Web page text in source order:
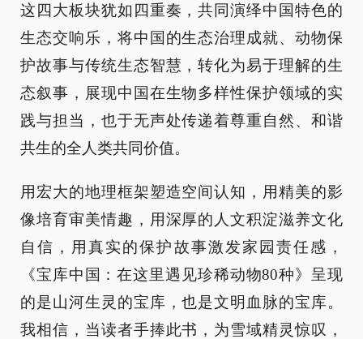
这四大板块犹如四重奏，共同演绎中国特色的
生态交响乐，将中国的生态治理成就、动物保
护故事与传统生态智慧，转化为易于理解的生
态叙事，展现中国在生物多样性保护领域的实
践与担当，也于无声处传递着尊重自然、和谐
共生的全人类共同价值。
用宏大的地理框架塑造空间认知，用精美的影
像培育审美情趣，用深厚的人文积淀滋养文化
自信，用真实的保护故事激发家园责任感，
《宝库中国：在这里遇见珍稀动物80种》呈现
的是山河生灵的宝库，也是文明血脉的宝库。
我相信，当读者手捧此书，为雪域精灵惊叹，